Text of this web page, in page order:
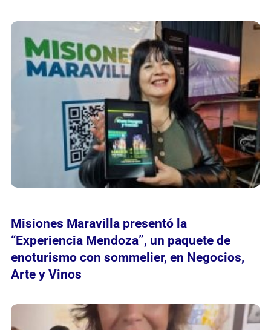
Misiones Maravilla presentó la
“Experiencia Mendoza”, un paquete de
enoturismo con sommelier, en Negocios,
Arte y Vinos